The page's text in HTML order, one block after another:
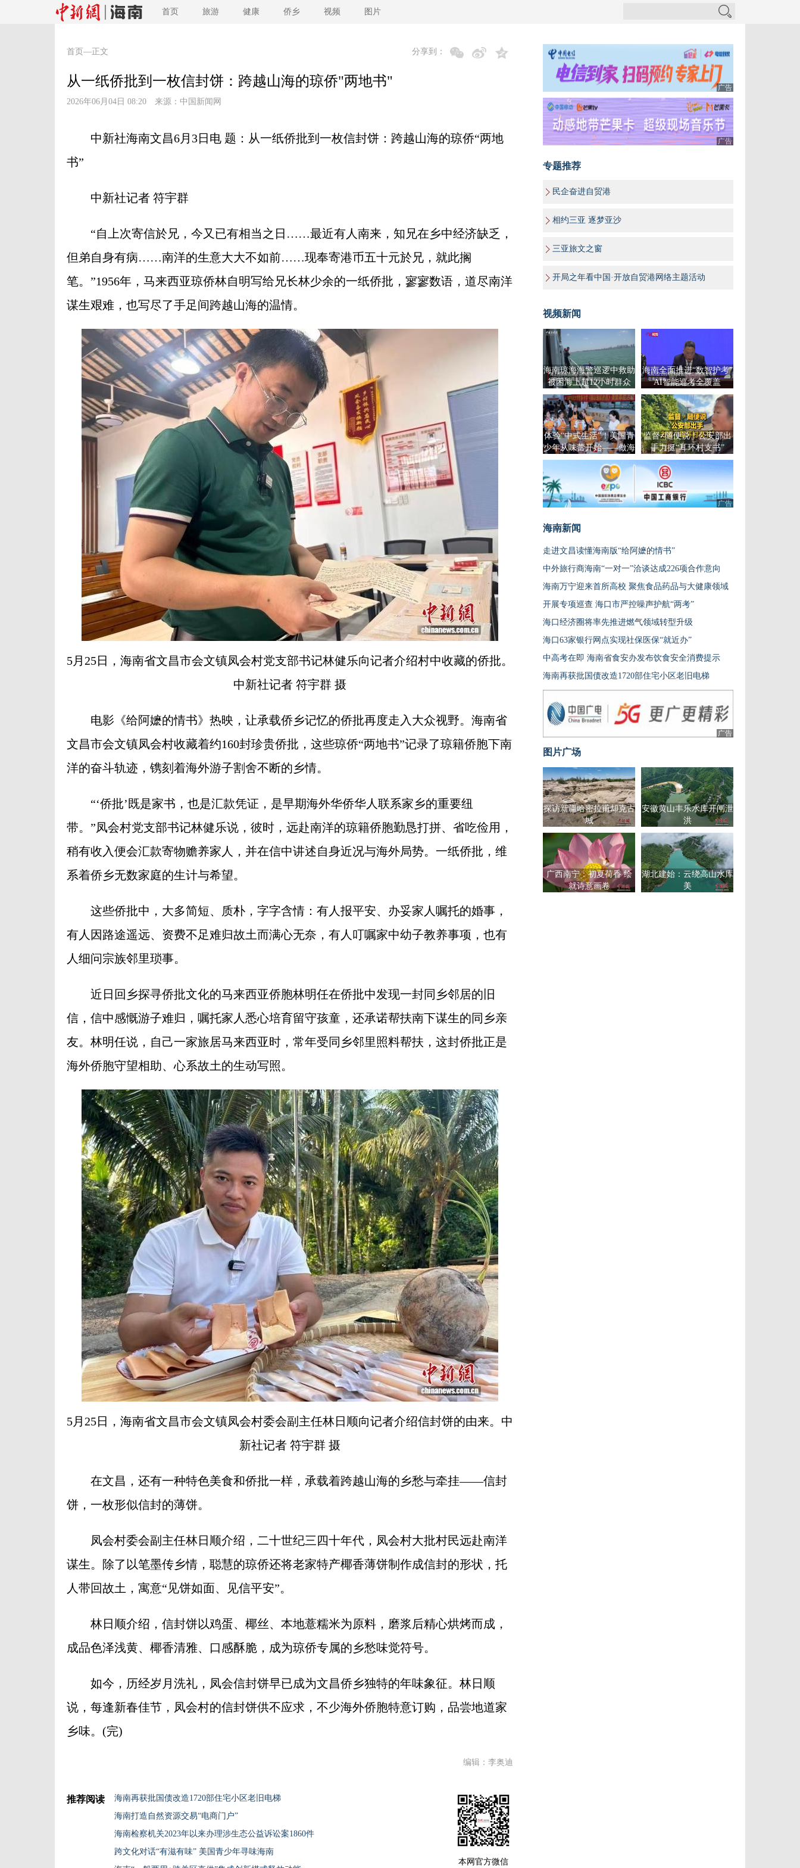
首页 旅游 健康 侨乡 视频 图片
首页 —正文 分享到：
从一纸侨批到一枚信封饼：跨越山海的琼侨"两地书"
2026年06月04日 08:20 来源： 中国新闻网
中新社海南文昌6月3日电 题：从一纸侨批到一枚信封饼：跨越山海的琼侨“两地
书”
中新社记者 符宇群
“自上次寄信於兄，今又已有相当之日……最近有人南来，知兄在乡中经济缺乏，
但弟自身有病……南洋的生意大大不如前……现奉寄港币五十元於兄，就此搁
笔。”1956年，马来西亚琼侨林自明写给兄长林少余的一纸侨批，寥寥数语，道尽南洋
谋生艰难，也写尽了手足间跨越山海的温情。
5月25日，海南省文昌市会文镇凤会村党支部书记林健乐向记者介绍村中收藏的侨批。
中新社记者 符宇群 摄
电影《给阿嬷的情书》热映，让承载侨乡记忆的侨批再度走入大众视野。海南省
文昌市会文镇凤会村收藏着约160封珍贵侨批，这些琼侨“两地书”记录了琼籍侨胞下南
洋的奋斗轨迹，镌刻着海外游子割舍不断的乡情。
“‘侨批’既是家书，也是汇款凭证，是早期海外华侨华人联系家乡的重要纽
带。”凤会村党支部书记林健乐说，彼时，远赴南洋的琼籍侨胞勤恳打拼、省吃俭用，
稍有收入便会汇款寄物赡养家人，并在信中讲述自身近况与海外局势。一纸侨批，维
系着侨乡无数家庭的生计与希望。
这些侨批中，大多简短、质朴，字字含情：有人报平安、办妥家人嘱托的婚事，
有人因路途遥远、资费不足难归故土而满心无奈，有人叮嘱家中幼子教养事项，也有
人细问宗族邻里琐事。
近日回乡探寻侨批文化的马来西亚侨胞林明任在侨批中发现一封同乡邻居的旧
信，信中感慨游子难归，嘱托家人悉心培育留守孩童，还承诺帮扶南下谋生的同乡亲
友。林明任说，自己一家旅居马来西亚时，常年受同乡邻里照料帮扶，这封侨批正是
海外侨胞守望相助、心系故土的生动写照。
5月25日，海南省文昌市会文镇凤会村委会副主任林日顺向记者介绍信封饼的由来。中
新社记者 符宇群 摄
在文昌，还有一种特色美食和侨批一样，承载着跨越山海的乡愁与牵挂——信封
饼，一枚形似信封的薄饼。
凤会村委会副主任林日顺介绍，二十世纪三四十年代，凤会村大批村民远赴南洋
谋生。除了以笔墨传乡情，聪慧的琼侨还将老家特产椰香薄饼制作成信封的形状，托
人带回故土，寓意“见饼如面、见信平安”。
林日顺介绍，信封饼以鸡蛋、椰丝、本地薏糯米为原料，磨浆后精心烘烤而成，
成品色泽浅黄、椰香清雅、口感酥脆，成为琼侨专属的乡愁味觉符号。
如今，历经岁月洗礼，凤会信封饼早已成为文昌侨乡独特的年味象征。林日顺
说，每逢新春佳节，凤会村的信封饼供不应求，不少海外侨胞特意订购，品尝地道家
乡味。(完)
编辑：李奥迪
推荐阅读
海南再获批国债改造1720部住宅小区老旧电梯
海南打造自然资源交易“电商门户”
海南检察机关2023年以来办理涉生态公益诉讼案1860件
跨文化对话“有滋有味” 美国青少年寻味海南
本网官方微信
广告
广告
专题推荐
民企奋进自贸港
相约三亚 逐梦亚沙
三亚旅文之窗
开局之年看中国·开放自贸港网络主题活动
视频新闻
海南琼海海警巡逻中救助
被困海上超12小时群众
海南全面推进“数智护考”
AI智能巡考全覆盖
体验“中式生活”！美国青
少年从味蕾开始——做海
南粉、调制清补凉、包饺
监督≠随便说！公安部出
手力挺“耳环村支书”
广告
海南新闻
走进文昌读懂海南版“给阿嬷的情书”
中外旅行商海南“一对一”洽谈达成226项合作意向
海南万宁迎来首所高校 聚焦食品药品与大健康领域
开展专项巡查 海口市严控噪声护航“两考”
海口经济圈将率先推进燃气领域转型升级
海口63家银行网点实现社保医保“就近办”
中高考在即 海南省食安办发布饮食安全消费提示
海南再获批国债改造1720部住宅小区老旧电梯
广告
图片广场
探访新疆哈密拉甫却克古
城
安徽黄山丰乐水库开闸泄
洪
广西南宁：初夏荷香 绘
就诗意画卷
湖北建始：云绕高山水库
美